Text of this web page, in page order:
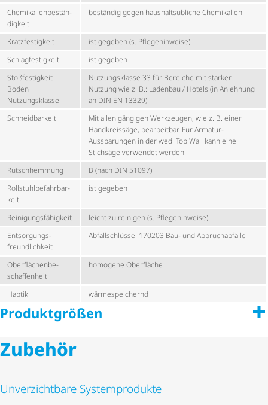
Chemi­ka­li­en­be­stän­
dig­keit
beständig gegen haus­halts­üb­liche Chemikalien
Kratz­fes­tig­keit
ist gegeben (s. Pflegehinweise)
Schlag­fes­tig­keit
ist gegeben
Stoßfestigkeit
Boden
Nutzungsklasse
Nutzungsklasse 33 für Bereiche mit starker
Nutzung wie z. B.: Ladenbau / Hotels (in Anlehnung
an DIN EN 13329)
Schneidbarkeit
Mit allen gängigen Werkzeugen, wie z. B. einer
Handkreissäge, bearbeitbar. Für Armatur-
Aussparungen in der wedi Top Wall kann eine
Stichsäge verwendet werden.
Rutschhemmung
B (nach DIN 51097)
Roll­stuhl­be­fahr­bar­
keit
ist gegeben
Reini­gungs­fä­hig­keit
leicht zu reinigen (s. Pflegehinweise)
Entsor­gungs­
freund­lich­keit
Abfall­schlüssel 170203 Bau- und Abbruchabfälle
Ober­flä­chen­be­
schaf­fen­heit
homogene Oberfläche
Haptik wärme­spei­chernd
Produktgrößen
Zubehör
Unverzichtbare Systemprodukte